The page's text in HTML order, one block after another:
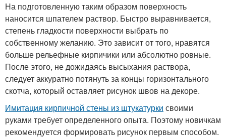
На подготовленную таким образом поверхность
наносится шпателем раствор. Быстро выравнивается,
степень гладкости поверхности выбрать по
собственному желанию. Это зависит от того, нравятся
больше рельефные кирпичики или абсолютно ровные.
После этого, не дожидаясь высыхания раствора,
следует аккуратно потянуть за концы горизонтального
скотча, который оставляет рисунок швов на декоре.
Имитация кирпичной стены из штукатурки своими
руками требует определенного опыта. Поэтому новичкам
рекомендуется формировать рисунок первым способом.